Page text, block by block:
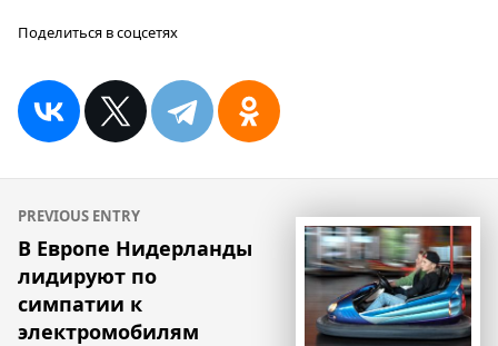
Поделиться в соцсетях
Навигация
по
записям
PREVIOUS ENTRY
В Европе Нидерланды
лидируют по
симпатии к
электромобилям